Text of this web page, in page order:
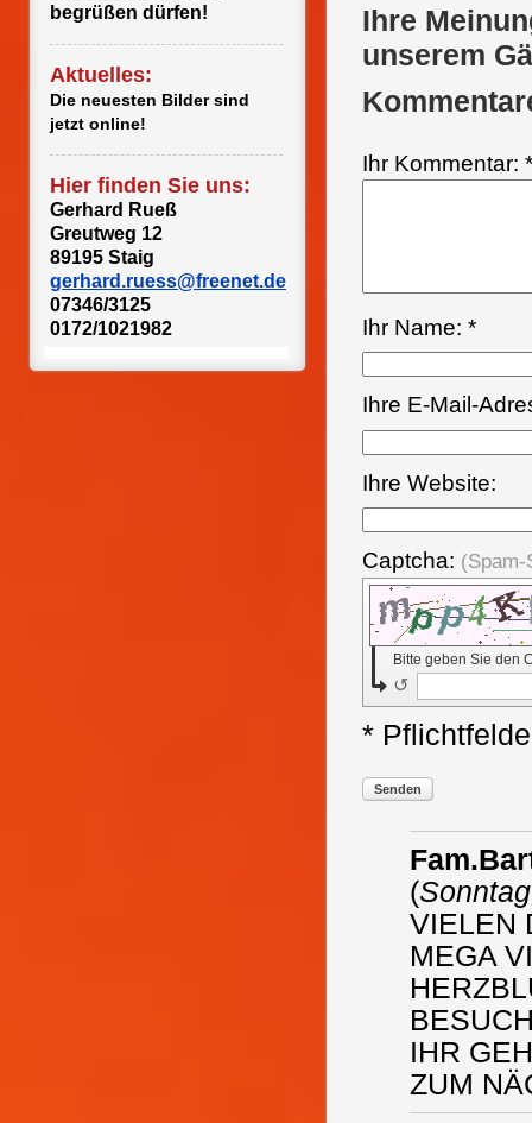
begrüßen dürfen!
Aktuelles:
Die neuesten Bilder sind
jetzt online!
Hier finden Sie uns:
Gerhard Rueß
Greutweg 12
89195 Staig
gerhard.ruess@freenet.de
07346/3125
0172/1021982
Ihre
unserem
Ihr Kommentar: *
Ihr Name: *
Ihre E-Mail-
Ihre Website:
Captcha:
Bitte geben Sie den
↺
*
Senden
(
VIELEN
MEGA
IHR
ZUM